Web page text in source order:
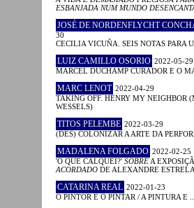
ESBANJADA NUM MUNDO
JOSÉ DE NORDENFLYCHT
30
CECILIA VICUÑA. SEIS NOTAS PARA
LUIZ CAMILLO OSORIO 2022-05-29
MARCEL DUCHAMP CURADOR E O
MARC LENOT 2022-04-29
TAKING OFF. HENRY MY NEIGHBOR
WESSELS)
TITOS PELEMBE 2022-03-29
(DES) COLONIZAR A ARTE DA
MADALENA FOLGADO 2022-02-25
'O QUE CALQUEI?' SOBRE A
ACORDADO DE ALEXANDRE ESTRELA
CATARINA REAL 2022-01-23
O PINTOR E O PINTAR / A PINTURA E ...